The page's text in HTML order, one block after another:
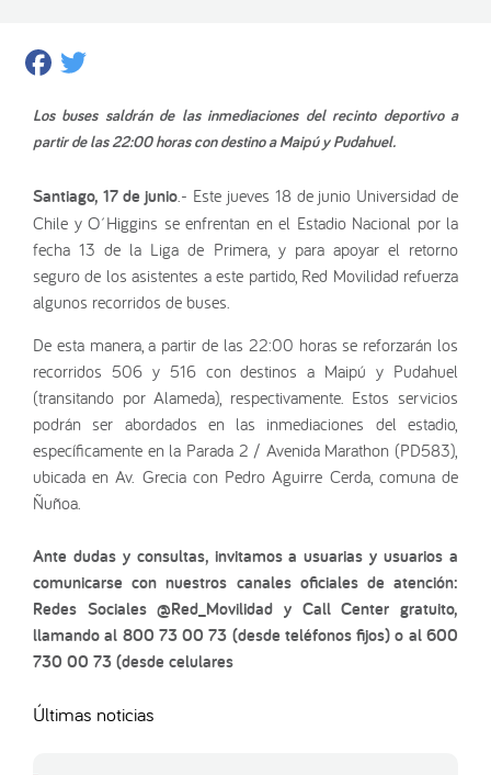
Facebook
Los buses saldrán de las inmediaciones del recinto deportivo a
partir de las 22:00 horas con destino a Maipú y Pudahuel.
Santiago, 17 de junio.- Este jueves 18 de junio Universidad de
Chile y O´Higgins se enfrentan en el Estadio Nacional por la
fecha 13 de la Liga de Primera, y para apoyar el retorno
seguro de los asistentes a este partido, Red Movilidad refuerza
algunos recorridos de buses.
De esta manera, a partir de las 22:00 horas se reforzarán los
recorridos 506 y 516 con destinos a Maipú y Pudahuel
(transitando por Alameda), respectivamente. Estos servicios
podrán ser abordados en las inmediaciones del estadio,
específicamente en la Parada 2 / Avenida Marathon (PD583),
ubicada en Av. Grecia con Pedro Aguirre Cerda, comuna de
Ñuñoa.
Ante dudas y consultas, invitamos a usuarias y usuarios a
comunicarse con nuestros canales oficiales de atención:
Redes Sociales @Red_Movilidad y Call Center gratuito,
llamando al 800 73 00 73 (desde teléfonos fijos) o al 600
730 00 73 (desde celulares
Últimas noticias